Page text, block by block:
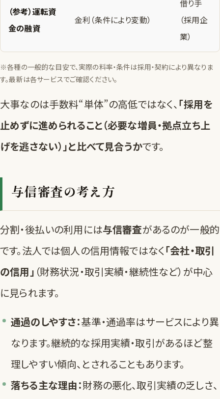
（参考）運転資
金の融資
金利（条件により変動）
借り手
（採用企
業）
※各種の一般的な目安で、実際の料率・条件は採用・契約により異なりま
す。最新は各サービスでご確認ください。
大事なのは手数料“単体”の高低ではなく、「採用を
止めずに進められること（必要な増員・拠点立ち上
げを逃さない）」と比べて見合うかです。
与信審査の考え方
分割・後払いの利用には与信審査があるのが一般的
です。法人では個人の信用情報ではなく「会社・取引
の信用」 （財務状況・取引実績・継続性など）が中心
に見られます。
通過のしやすさ：基準・通過率はサービスにより異
なります。継続的な採用実績・取引があるほど整
理しやすい傾向、とされることもあります。
落ちる主な理由：財務の悪化、取引実績の乏しさ、